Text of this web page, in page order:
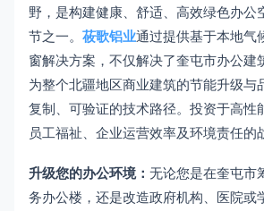
野，是构建健康、舒适、高效绿色办公
节之一。 莜歌铝业通过提供基于本地气
窗解决方案，不仅解决了奎屯市办公建
为整个北疆地区商业建筑的节能升级与
复制、可验证的技术路径。投资于高性
员工福祉、企业运营效率及环境责任的
升级您的办公环境： 无论您是在奎屯市
务办公楼，还是改造政府机构、医院或